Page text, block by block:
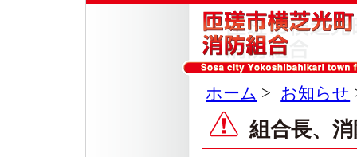
ホーム > お知らせ
組合長、